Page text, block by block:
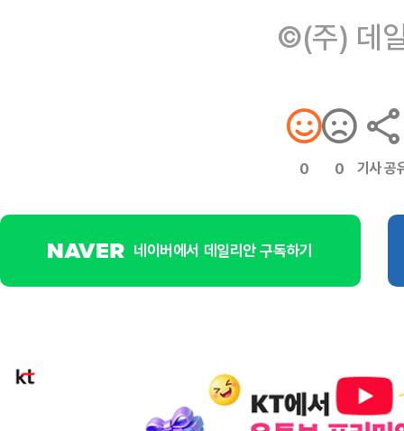
©(주) 데
0 0 기사 공
네이버에서 데일리안 구독하기